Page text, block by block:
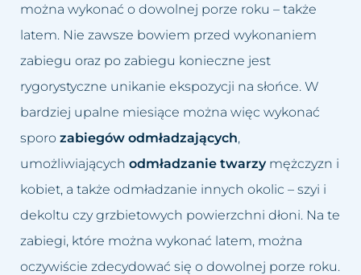
można wykonać o dowolnej porze roku – także
latem. Nie zawsze bowiem przed wykonaniem
zabiegu oraz po zabiegu konieczne jest
rygorystyczne unikanie ekspozycji na słońce. W
bardziej upalne miesiące można więc wykonać
sporo zabiegów odmładzających,
umożliwiających odmładzanie twarzymężczyzn i
kobiet, a także odmładzanie innych okolic – szyi i
dekoltu czy grzbietowych powierzchni dłoni. Na te
zabiegi, które można wykonać latem, można
oczywiście zdecydować się o dowolnej porze roku.